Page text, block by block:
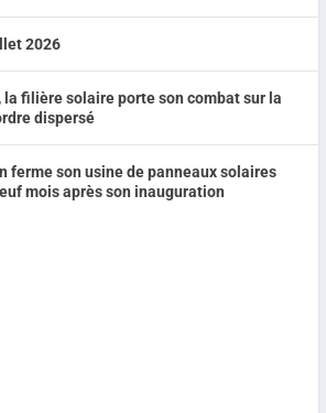
2026
la filière solaire porte son combat sur la
dispersé
ferme son usine de panneaux solaires
mois après son inauguration